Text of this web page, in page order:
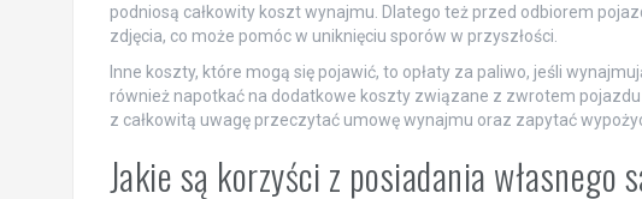
podniosą całkowity koszt wynajmu. Dlatego też przed odbiorem
zdjęcia, co może pomóc w uniknięciu sporów w przyszłości.
Inne koszty, które mogą się pojawić, to opłaty za paliwo, jeśli
również napotkać na dodatkowe koszty związane z zwrotem
z całkowitą uwagę przeczytać umowę wynajmu oraz zapytać
Jakie są korzyści z posiadania własnego